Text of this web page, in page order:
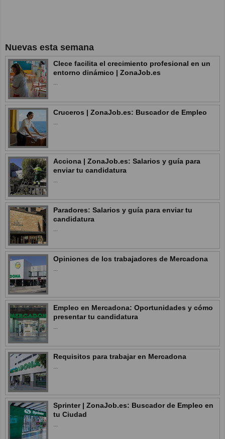
Nuevas esta semana
Clece facilita el crecimiento profesional en un
entorno dinámico | ZonaJob.es
...
Cruceros | ZonaJob.es: Buscador de Empleo
...
Acciona | ZonaJob.es: Salarios y guía para
enviar tu candidatura
...
Paradores: Salarios y guía para enviar tu
candidatura
...
Opiniones de los trabajadores de Mercadona
...
Empleo en Mercadona: Oportunidades y cómo
presentar tu candidatura
...
Requisitos para trabajar en Mercadona
...
Sprinter | ZonaJob.es: Buscador de Empleo en
tu Ciudad
...